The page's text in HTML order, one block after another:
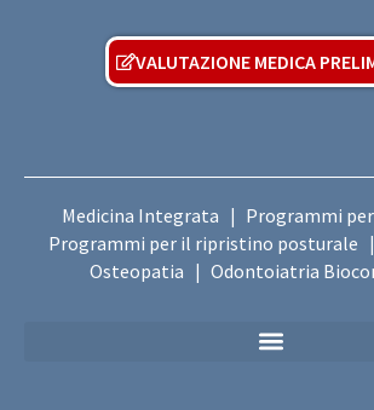
VALUTAZIONE MEDICA
Medicina Integrata | Programmi
Programmi per il ripristino posturale |
Osteopatia | Odontoiatria